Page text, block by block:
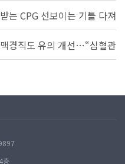
는 CPG 선보이는 기틀 다져
맥경직도 유의 개선…“심혈관
층